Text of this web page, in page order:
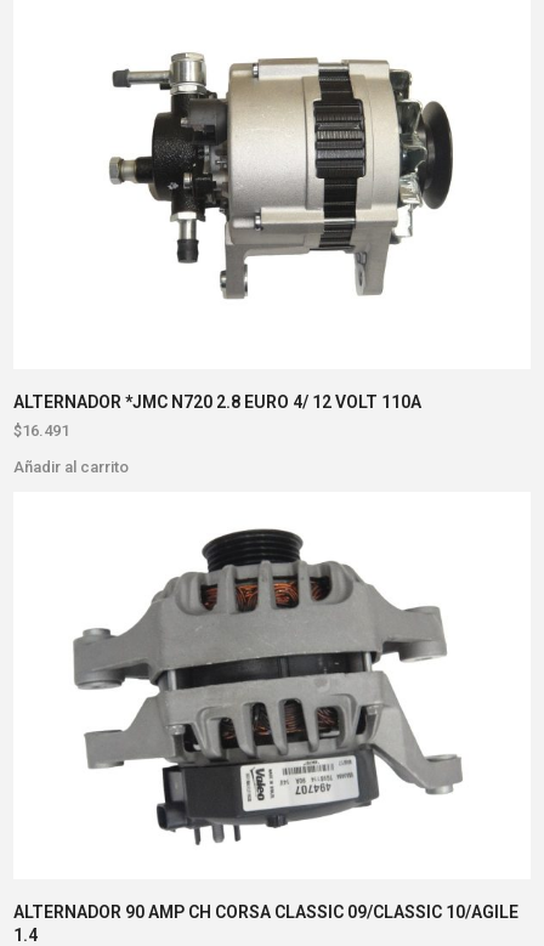
ALTERNADOR *JMC N720 2.8 EURO 4/ 12 VOLT 110A
$16.491
Añadir al carrito
ALTERNADOR 90 AMP CH CORSA CLASSIC 09/CLASSIC 10/AGILE
1.4